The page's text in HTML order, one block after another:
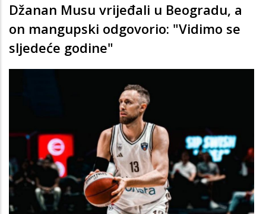
Džanan Musu vrijeđali u Beogradu, a
on mangupski odgovorio: "Vidimo se
sljedeće godine"